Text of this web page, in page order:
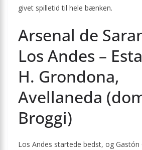
givet spilletid til hele bænken.
Arsenal de
Los Andes –
H. Grondona,
Avellaneda
Broggi)
Los Andes startede bedst, og Gastón